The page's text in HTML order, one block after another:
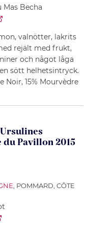
Mas Becha
valnötter, lakrits
rejält med frukt,
och något låga
sött helhetsintryck.
Noir, 15% Mourvèdre
Pavillon 2015
, POMMARD, CÔTE